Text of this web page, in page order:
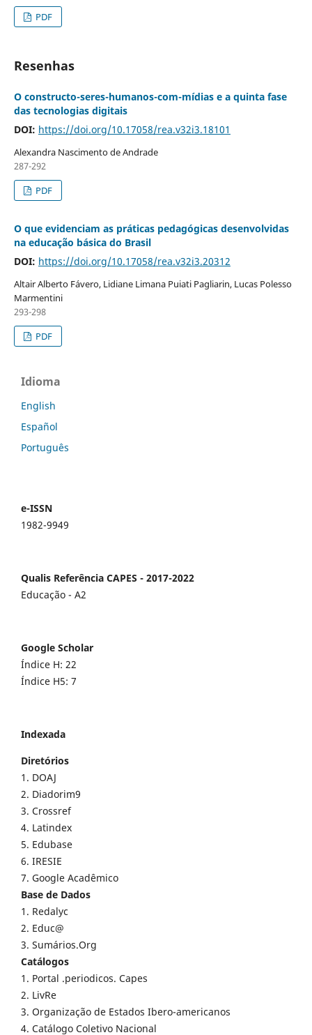
PDF
Resenhas
O constructo-seres-humanos-com-mídias e a quinta fase
das tecnologias digitais
DOI: https://doi.org/10.17058/rea.v32i3.18101
Alexandra Nascimento de Andrade
287-292
PDF
O que evidenciam as práticas pedagógicas desenvolvidas
na educação básica do Brasil
DOI: https://doi.org/10.17058/rea.v32i3.20312
Altair Alberto Fávero, Lidiane Limana Puiati Pagliarin, Lucas Polesso
Marmentini
293-298
PDF
Idioma
English
Español
Português
e-ISSN
1982-9949
Qualis Referência CAPES - 2017-2022
Educação - A2
Google Scholar
Índice H: 22
Índice H5: 7
Indexada
Diretórios
1. DOAJ
2. Diadorim9
3. Crossref
4. Latindex
5. Edubase
6. IRESIE
7. Google Acadêmico
Base de Dados
1. Redalyc
2. Educ@
3. Sumários.Org
Catálogos
1. Portal .periodicos. Capes
2. LivRe
3. Organização de Estados Ibero-americanos
4. Catálogo Coletivo Nacional